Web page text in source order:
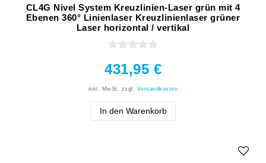
CL4G Nivel System Kreuzlinien-Laser grün mit 4
Ebenen 360° Linienlaser Kreuzlinienlaser grüner
Laser horizontal / vertikal
431,95 €
inkl. MwSt. zzgl. Versandkosten
In den Warenkorb